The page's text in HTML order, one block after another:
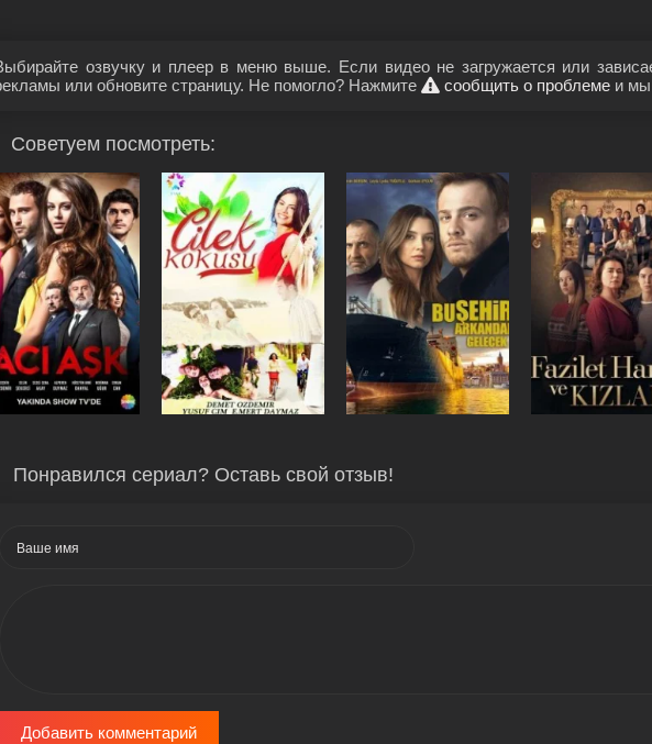
озвучку и плеер в меню выше. Если видео не загружается или
или обновите страницу. Не помогло? Нажмите
сообщить о проблеме и мы
Советуем посмотреть:
Понравился сериал? Оставь свой отзыв!
Добавить комментарий